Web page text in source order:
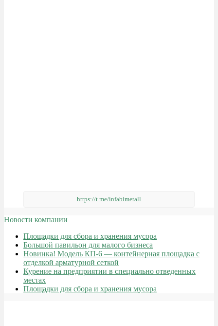
https://t.me/infabimetall
Новости компании
Площадки для сбора и хранения мусора
Большой павильон для малого бизнеса
Новинка! Модель КП-6 — контейнерная площадка с
отделкой арматурной сеткой
Курение на предприятии в специально отведенных
местах
Площадки для сбора и хранения мусора